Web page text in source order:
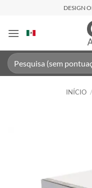
content
DESIGN
Pesquisar
por:
INÍCIO /